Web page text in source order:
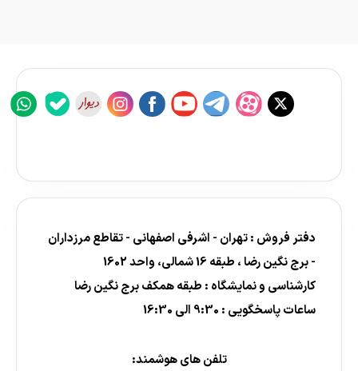
دفتر فروش : تهران - اشرفی اصفهانی - تقاطع مرزداران
- برج نگین رضا ، طبقه 16 شمالی، واحد 1602
کارشناسی و نمایشگاه : طبقه همکف برج نگین رضا
ساعات پاسخگویی : 9:30 الی 16:30
تلفن های هوشمند: